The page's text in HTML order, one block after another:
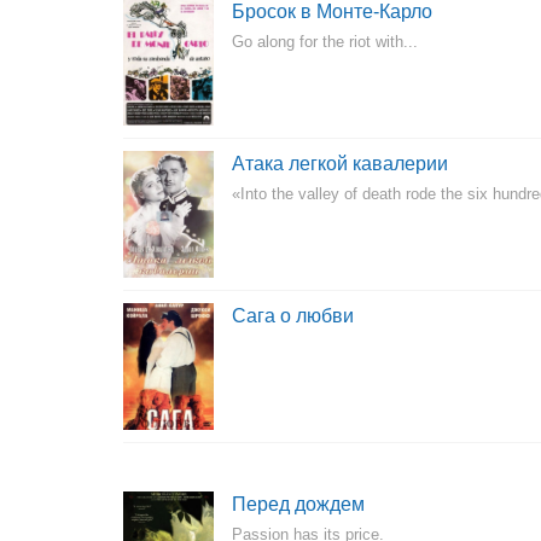
Бросок в Монте-Карло
Go along for the riot with...
Атака легкой кавалерии
«Into the valley of death rode the six
Сага о любви
Перед дождем
Passion has its price.